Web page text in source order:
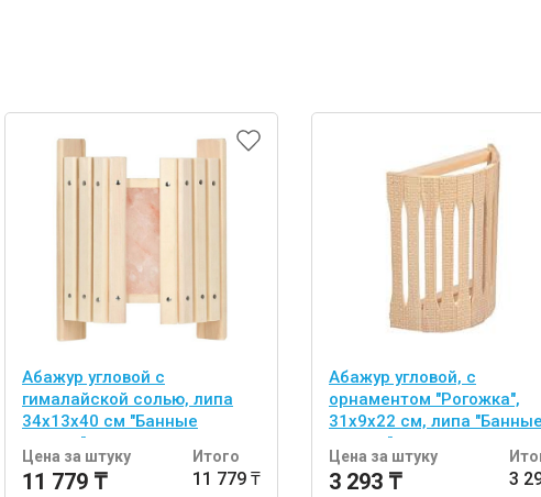
Абажур угловой с
гималайской солью, липа
34х13х40 см "Банные
штучки"
Цена за штуку
11 779 ₸
Итого
11 779 ₸
Абажур угловой, с
орнаментом "Рогожка",
31х9х22 см, липа "Банные
штучки"
Цена за штуку
3 293 ₸ 3